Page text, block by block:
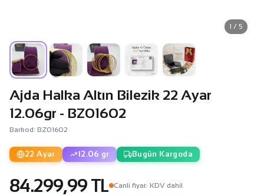
1 / 5
Ajda Halka Altın Bilezik 22 Ayar
12.06gr - BZ01602
Barkod: BZ01602
22 Ayar 12.06 gr Bugün Kargoda
84.299,99 TL Canli fiyat· KDV dahil